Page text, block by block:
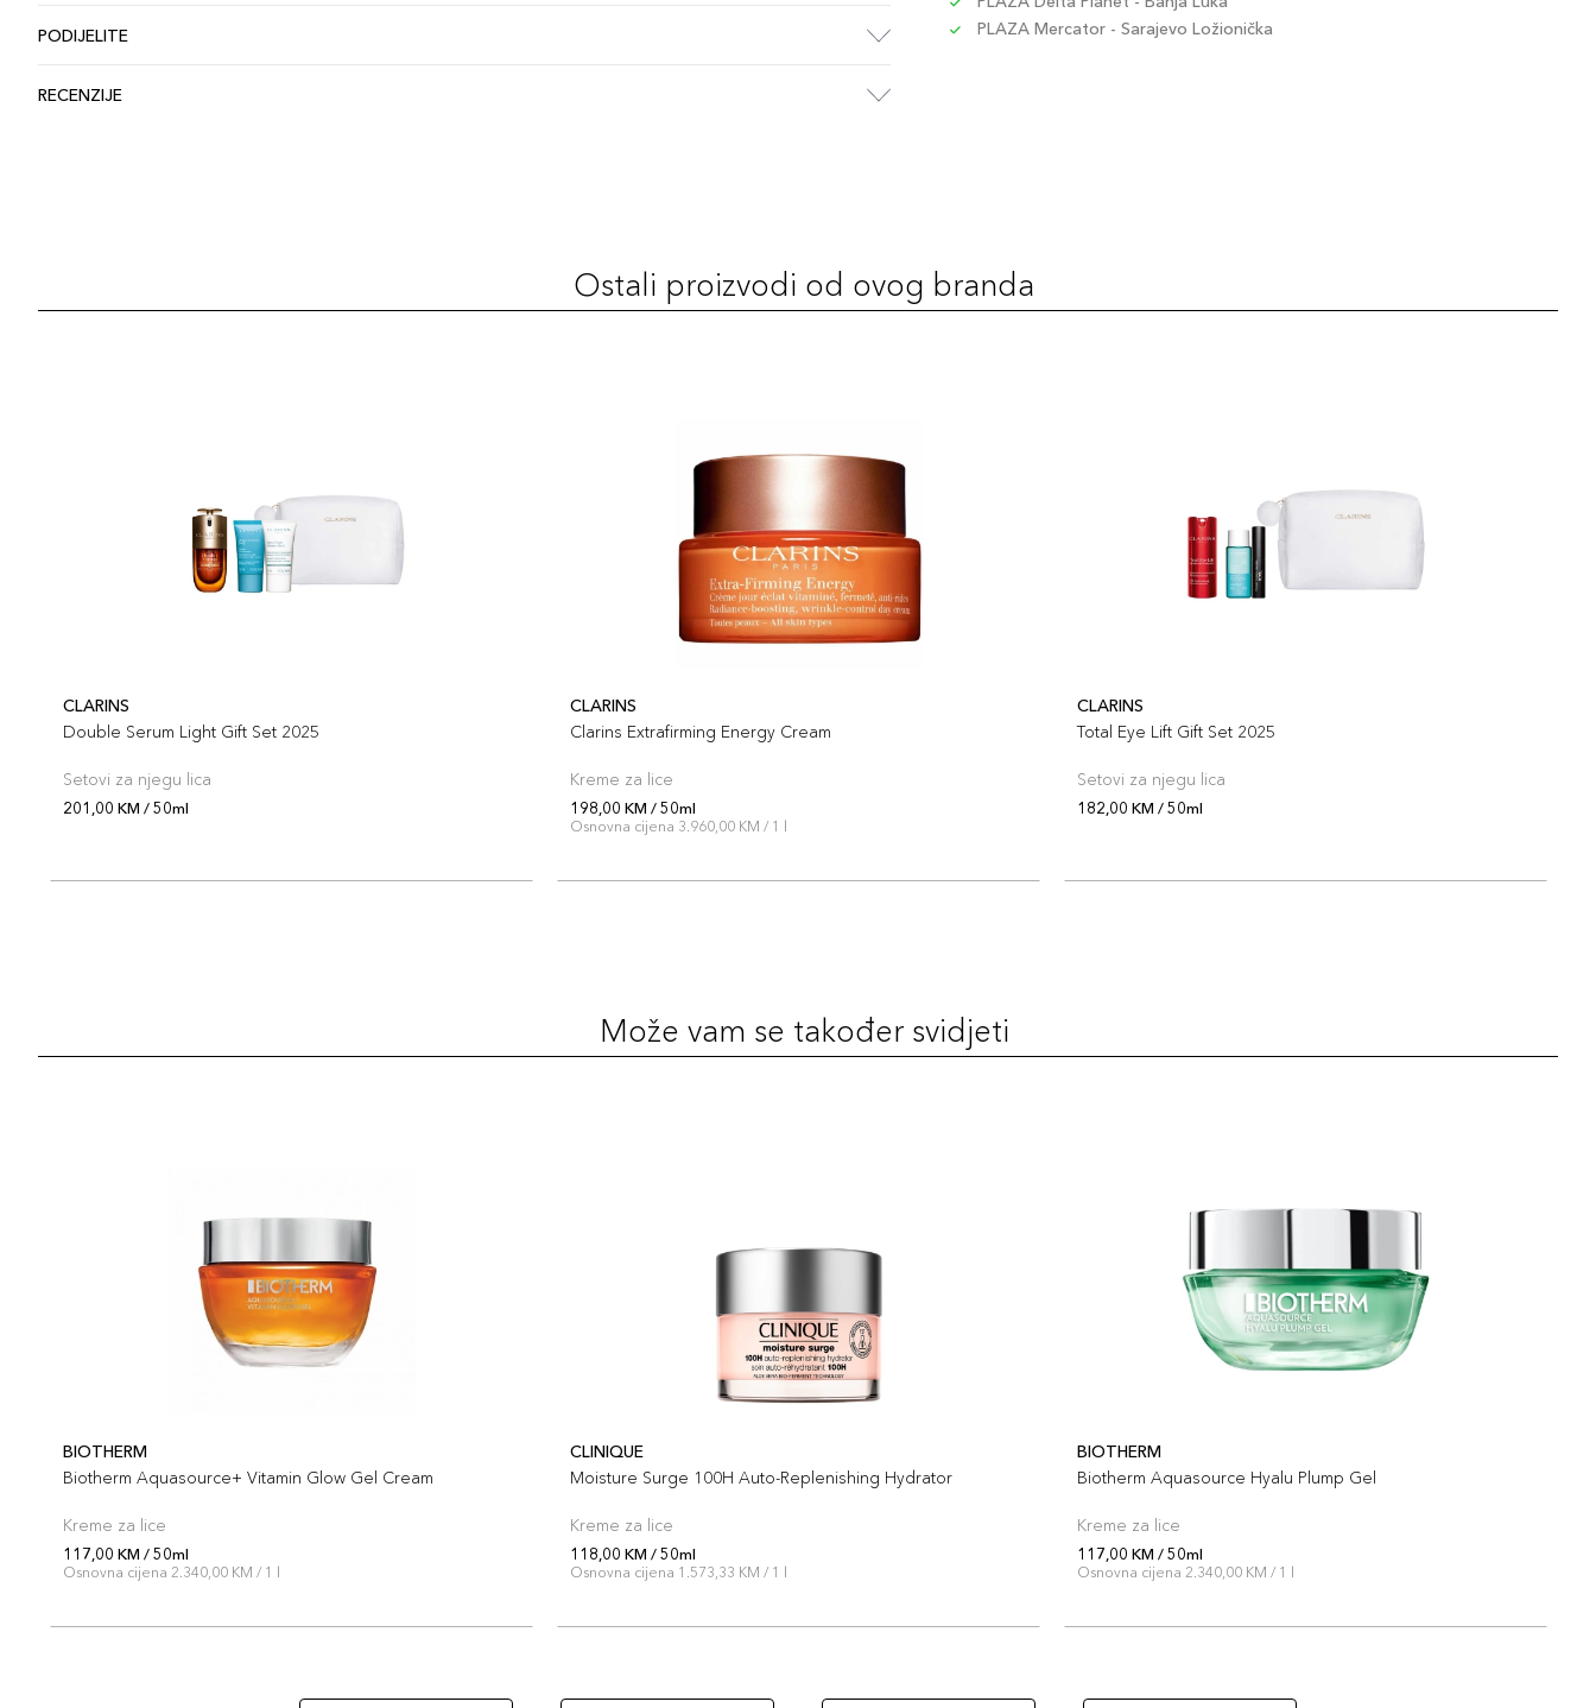
PODIJELITE
RECENZIJE
PLAZA Mercator - Sarajevo Ložionička
Ostali proizvodi od ovog branda
CLARINS
Double Serum Light Gift Set 2025
Setovi za njegu lica
201,00 KM / 50ml
CLARINS
Clarins Extrafirming Energy Cream
Kreme za lice
198,00 KM / 50ml
Osnovna cijena 3.960,00 KM / 1 l
CLARINS
Total Eye Lift Gift Set 2025
Setovi za njegu lica
182,00 KM / 50ml
Može vam se također svidjeti
BIOTHERM
Biotherm Aquasource+ Vitamin Glow Gel Cream
Kreme za lice
117,00 KM / 50ml
Osnovna cijena 2.340,00 KM / 1 l
CLINIQUE
Moisture Surge 100H Auto-Replenishing Hydrator
Kreme za lice
118,00 KM / 50ml
Osnovna cijena 1.573,33 KM / 1 l
BIOTHERM
Biotherm Aquasource Hyalu Plump Gel
Kreme za lice
117,00 KM / 50ml
Osnovna cijena 2.340,00 KM / 1 l